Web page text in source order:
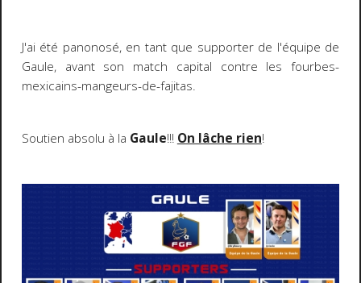
J'ai été panonosé, en tant que supporter de l'équipe de
Gaule, avant son match capital contre les fourbes-
mexicains-mangeurs-de-fajitas.
Soutien absolu à la Gaule!!! On lâche rien!